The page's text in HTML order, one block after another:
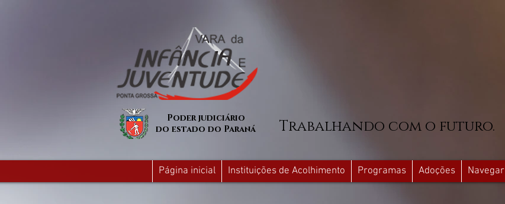
Poder judiciário
do estado do Paraná
Trabalhando com o futuro.
Página inicial Instituições de Acolhimento Programas Adoções Navegar